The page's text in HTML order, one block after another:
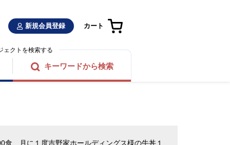
新規会員登録 カート
ェクトを検索する
キーワードから検索
、月に１度吉野家ホールディングス様の牛丼１